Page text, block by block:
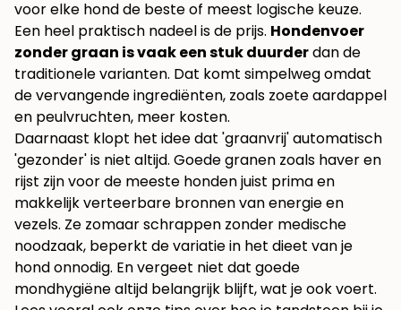
voor elke hond de beste of meest logische keuze.
Een heel praktisch nadeel is de prijs. Hondenvoer
zonder graan is vaak een stuk duurderdan de
traditionele varianten. Dat komt simpelweg omdat
de vervangende ingrediënten, zoals zoete aardappel
en peulvruchten, meer kosten.
Daarnaast klopt het idee dat 'graanvrij' automatisch
'gezonder' is niet altijd. Goede granen zoals haver en
rijst zijn voor de meeste honden juist prima en
makkelijk verteerbare bronnen van energie en
vezels. Ze zomaar schrappen zonder medische
noodzaak, beperkt de variatie in het dieet van je
hond onnodig. En vergeet niet dat goede
mondhygiëne altijd belangrijk blijft, wat je ook voert.